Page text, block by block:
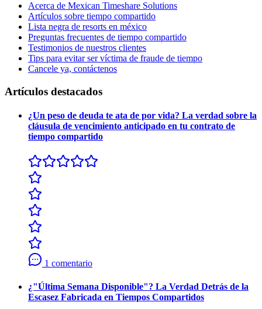
Acerca de Mexican Timeshare Solutions
Artículos sobre tiempo compartido
Lista negra de resorts en méxico
Preguntas frecuentes de tiempo compartido
Testimonios de nuestros clientes
Tips para evitar ser víctima de fraude de tiempo
Cancele ya, contáctenos
Artículos destacados
¿Un peso de deuda te ata de por vida? La verdad sobre la
cláusula de vencimiento anticipado en tu contrato de
tiempo compartido
1 comentario
¿"Última Semana Disponible"? La Verdad Detrás de la
Escasez Fabricada en Tiempos Compartidos